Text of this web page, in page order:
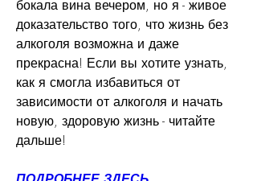
бокала вина вечером, но я - живое
доказательство того, что жизнь без
алкоголя возможна и даже
прекрасна! Если вы хотите узнать,
как я смогла избавиться от
зависимости от алкоголя и начать
новую, здоровую жизнь - читайте
дальше!